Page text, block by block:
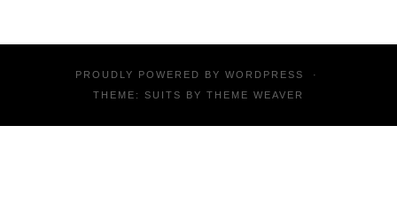
PROUDLY POWERED BY WORDPRESS
·
THEME: SUITS BY THEME WEAVER